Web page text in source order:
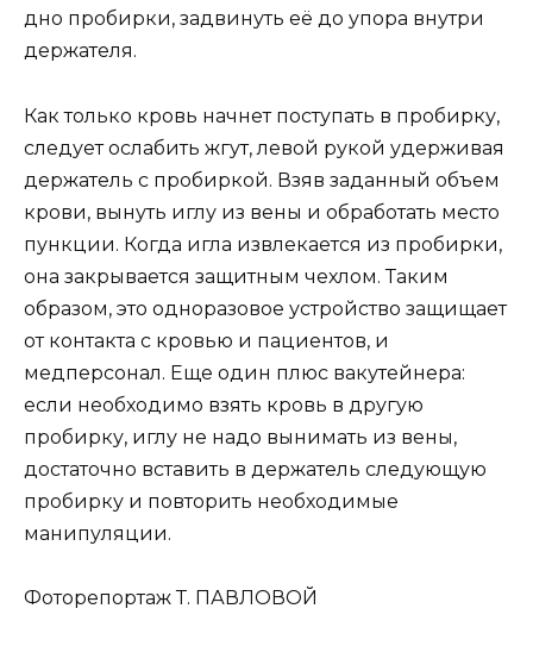
дно пробирки, задвинуть её до упора внутри
держателя.
Как только кровь начнет поступать в пробирку,
следует ослабить жгут, левой рукой удерживая
держатель с пробиркой. Взяв заданный объем
крови, вынуть иглу из вены и обработать место
пункции. Когда игла извлекается из пробирки,
она закрывается защитным чехлом. Таким
образом, это одноразовое устройство защищает
от контакта с кровью и пациентов, и
медперсонал. Еще один плюс вакутейнера:
если необходимо взять кровь в другую
пробирку, иглу не надо вынимать из вены,
достаточно вставить в держатель следующую
пробирку и повторить необходимые
манипуляции.
Фоторепортаж Т. ПАВЛОВОЙ